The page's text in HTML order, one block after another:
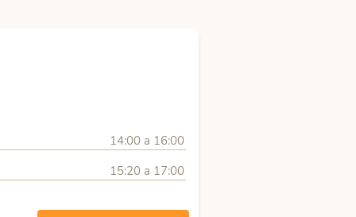
14:00 a 16:00
15:20 a 17:00